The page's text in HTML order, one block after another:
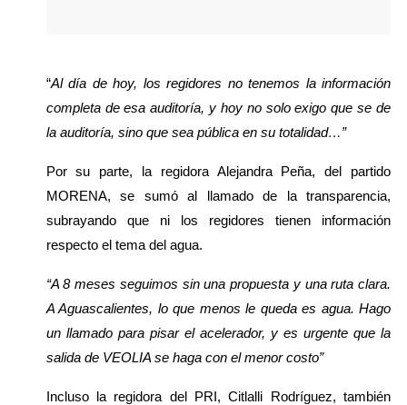
“Al día de hoy, los regidores no tenemos la información
completa de esa auditoría, y hoy no solo exigo que se de
la auditoría, sino que sea pública en su totalidad…”
Por su parte, la regidora Alejandra Peña, del partido
MORENA, se sumó al llamado de la transparencia,
subrayando que ni los regidores tienen información
respecto el tema del agua.
“A 8 meses seguimos sin una propuesta y una ruta clara.
A Aguascalientes, lo que menos le queda es agua. Hago
un llamado para pisar el acelerador, y es urgente que la
salida de VEOLIA se haga con el menor costo”
Incluso la regidora del PRI, Citlalli Rodríguez, también